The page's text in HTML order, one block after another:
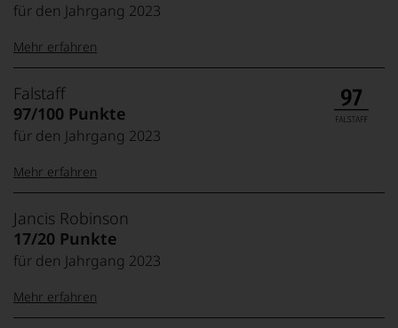
für den Jahrgang 2023
99–100 Punkte:
95–98 Punkte:
85–89 Punkte:
Tesdorpf
Der
Name
Tesdorpf
für
»Fine
Wine«,
für
die
edlen
der
Welt,
Mehr erfahren
Falstaff
97/100 Punkte
für den Jahrgang 2023
100-96 Punkte:
95-90 Punkte:
Falstaff
Das
unter
Weinliebhabern
unter
Feinschmeckern
Mehr erfahren
Jancis Robinson
17/20 Punkte
für den Jahrgang 2023
Mehr erfahren